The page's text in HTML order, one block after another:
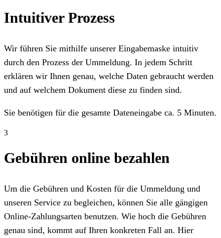
Intuitiver Prozess
Wir führen Sie mithilfe unserer Eingabemaske intuitiv
durch den Prozess der Ummeldung. In jedem Schritt
erklären wir Ihnen genau, welche Daten gebraucht werden
und auf welchem Dokument diese zu finden sind.
Sie benötigen für die gesamte Dateneingabe ca. 5 Minuten.
3
Gebühren online bezahlen
Um die Gebühren und Kosten für die Ummeldung und
unseren Service zu begleichen, können Sie alle gängigen
Online-Zahlungsarten benutzen. Wie hoch die Gebühren
genau sind, kommt auf Ihren konkreten Fall an. Hier